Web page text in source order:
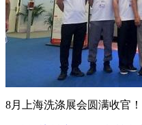
8月上海洗涤展会圆满收官！